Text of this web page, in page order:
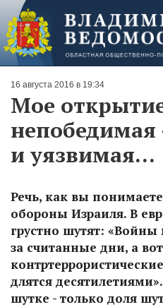
16 августа 2016 в 19:34
Мое
непобедимая
и уязвимая...
Речь, как вы
обороны Израиля. В
грустно шутят:
за считанные дни, а вот
длятся
шутке - только доля